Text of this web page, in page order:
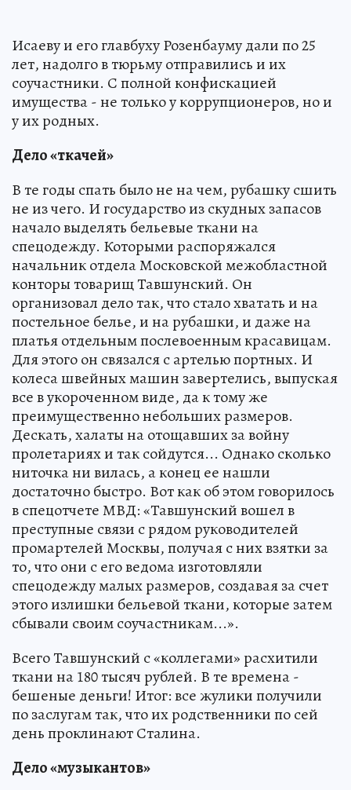
Исаеву и его главбуху Розенбауму дали по 25
лет, надолго в тюрьму отправились и их
соучастники. С полной конфискацией
имущества - не только у коррупционеров, но и
у их родных.
Дело «ткачей»
В те годы спать было не на чем, рубашку сшить
не из чего. И государство из скудных запасов
начало выделять бельевые ткани на
спецодежду. Которыми распоряжался
начальник отдела Московской межобластной
конторы товарищ Тавшунский. Он
организовал дело так, что стало хватать и на
постельное белье, и на рубашки, и даже на
платья отдельным послевоенным красавицам.
Для этого он связался с артелью портных. И
колеса швейных машин завертелись, выпуская
все в укороченном виде, да к тому же
преимущественно небольших размеров.
Дескать, халаты на отощавших за войну
пролетариях и так сойдутся... Однако сколько
ниточка ни вилась, а конец ее нашли
достаточно быстро. Вот как об этом говорилось
в спецотчете МВД: «Тавшунский вошел в
преступные связи с рядом руководителей
промартелей Москвы, получая с них взятки за
то, что они с его ведома изготовляли
спецодежду малых размеров, создавая за счет
этого излишки бельевой ткани, которые затем
сбывали своим соучастникам...».
Всего Тавшунский с «коллегами» расхитили
ткани на 180 тысяч рублей. В те времена -
бешеные деньги! Итог: все жулики получили
по заслугам так, что их родственники по сей
день проклинают Сталина.
Дело «музыкантов»